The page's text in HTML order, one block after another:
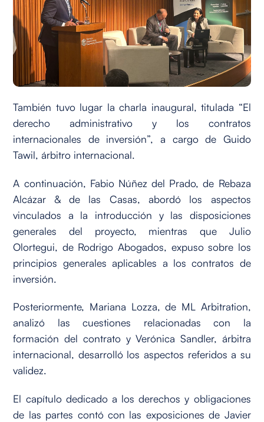
También tuvo lugar la charla inaugural, titulada “El
derecho administrativo y los contratos
internacionales de inversión”, a cargo de Guido
Tawil, árbitro internacional.
A continuación, Fabio Núñez del Prado, de Rebaza
Alcázar & de las Casas, abordó los aspectos
vinculados a la introducción y las disposiciones
generales del proyecto, mientras que Julio
Olortegui, de Rodrigo Abogados, expuso sobre los
principios generales aplicables a los contratos de
inversión.
Posteriormente, Mariana Lozza, de ML Arbitration,
analizó las cuestiones relacionadas con la
formación del contrato y Verónica Sandler, árbitra
internacional, desarrolló los aspectos referidos a su
validez.
El capítulo dedicado a los derechos y obligaciones
de las partes contó con las exposiciones de Javier